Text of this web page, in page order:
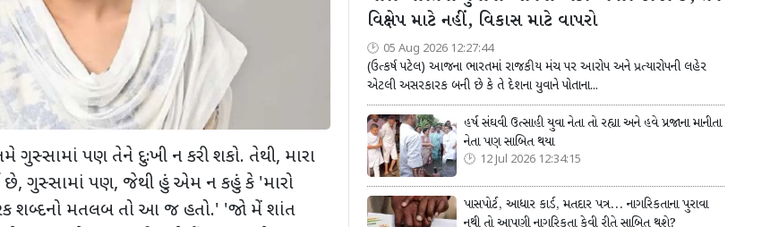
ગુસ્સામાં પણ તેને દુઃખી ન કરી શકો. તેથી, મારા
છે, ગુસ્સામાં પણ, જેથી હું એમ ન કહું કે 'મારો
શબ્દનો મતલબ તો આ જ હતો.' 'જો મેં શાંત
વિક્ષેપ માટે નહીં, વિકાસ માટે વાપરો
05 Aug 2026 12:27:44
(ઉત્કર્ષ પટેલ) આજના ભારતમાં રાજકીય મંચ પર આરોપ અને પ્રત્યારોપની લહેર
એટલી અસરકારક બની છે કે તે દેશના યુવાને પોતાના...
હર્ષ સંઘવી ઉત્સાહી યુવા નેતા તો રહ્યા અને હવે પ્રજાના માનીતા
નેતા પણ સાબિત થયા
12 Jul 2026 12:34:15
પાસપોર્ટ, આધાર કાર્ડ, મતદાર પત્ર... નાગરિકતાના પુરાવા
નથી તો આપણી નાગરિકતા કેવી રીતે સાબિત થશે?